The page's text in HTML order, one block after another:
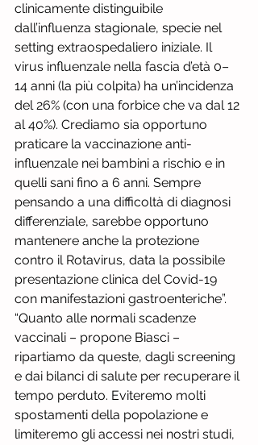
clinicamente distinguibile
dall’influenza stagionale, specie nel
setting extraospedaliero iniziale. Il
virus influenzale nella fascia d’età 0–
14 anni (la più colpita) ha un’incidenza
del 26% (con una forbice che va dal 12
al 40%). Crediamo sia opportuno
praticare la vaccinazione anti-
influenzale nei bambini a rischio e in
quelli sani fino a 6 anni. Sempre
pensando a una difficoltà di diagnosi
differenziale, sarebbe opportuno
mantenere anche la protezione
contro il Rotavirus, data la possibile
presentazione clinica del Covid-19
con manifestazioni gastroenteriche”.
“Quanto alle normali scadenze
vaccinali – propone Biasci –
ripartiamo da queste, dagli screening
e dai bilanci di salute per recuperare il
tempo perduto. Eviteremo molti
spostamenti della popolazione e
limiteremo gli accessi nei nostri studi,